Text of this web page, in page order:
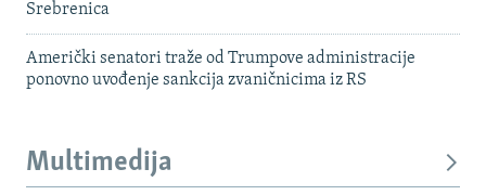
Srebrenica
Američki senatori traže od Trumpove administracije
ponovno uvođenje sankcija zvaničnicima iz RS
Multimedija